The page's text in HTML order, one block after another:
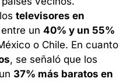
televisores en
entre un40% y un 55%
o Chile. En cuanto
, se señaló que los
37% más baratos en